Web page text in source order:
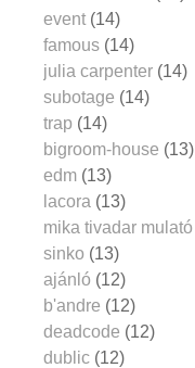
event (14)
famous (14)
julia carpenter (14)
subotage (14)
trap (14)
bigroom-house (13)
edm (13)
lacora (13)
mika tivadar mulató
sinko (13)
ajánló (12)
b'andre (12)
deadcode (12)
dublic (12)